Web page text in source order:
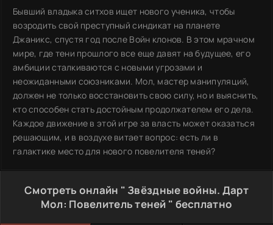
Бывший владыка ситхов ищет нового ученика, чтобы
возродить свой преступный синдикат на планете
Джаникс, спустя год после Войн клонов. В этом мрачном
мире, где тени прошлого все еще давят на будущее, его
амбиции сталкиваются с новыми угрозами и
неожиданными союзниками. Мол, мастер манипуляций,
должен не только восстановить свою силу, но и выяснить,
кто способен стать достойным продолжателем его дела.
Каждое движение в этой игре за власть может оказаться
решающим, и в воздухе витает вопрос: есть ли в
галактике место для нового повелителя теней?
Смотреть онлайн " Звёздные войны. Дарт
Мол: Повелитель теней " бесплатно